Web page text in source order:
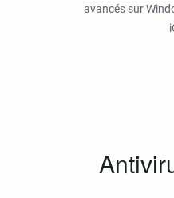
avancés sur